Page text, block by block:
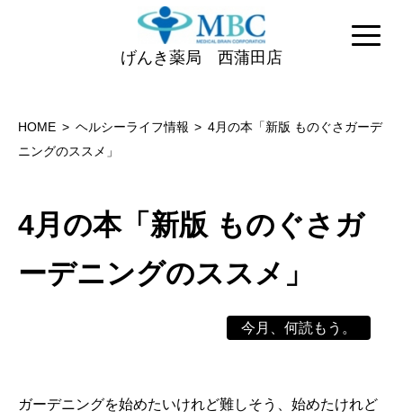
げんき薬局 西蒲田店
HOME ヘルシーライフ情報
4月の本「新版 ものぐさガーデ
ニングのススメ」
4月の本「新版 ものぐさガ
ーデニングのススメ」
今月、何読もう。
ガーデニングを始めたいけれど難しそう、始めたけれど